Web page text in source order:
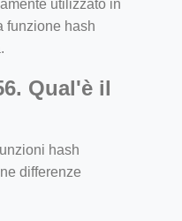
utilizzato in
funzione hash
Qual'è il
hash
differenze